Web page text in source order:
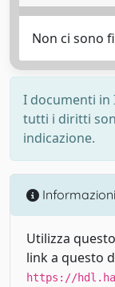
Non ci sono
I documenti in
tutti i diritti
indicazione.
Informazioni
Utilizza
link a questo
https://